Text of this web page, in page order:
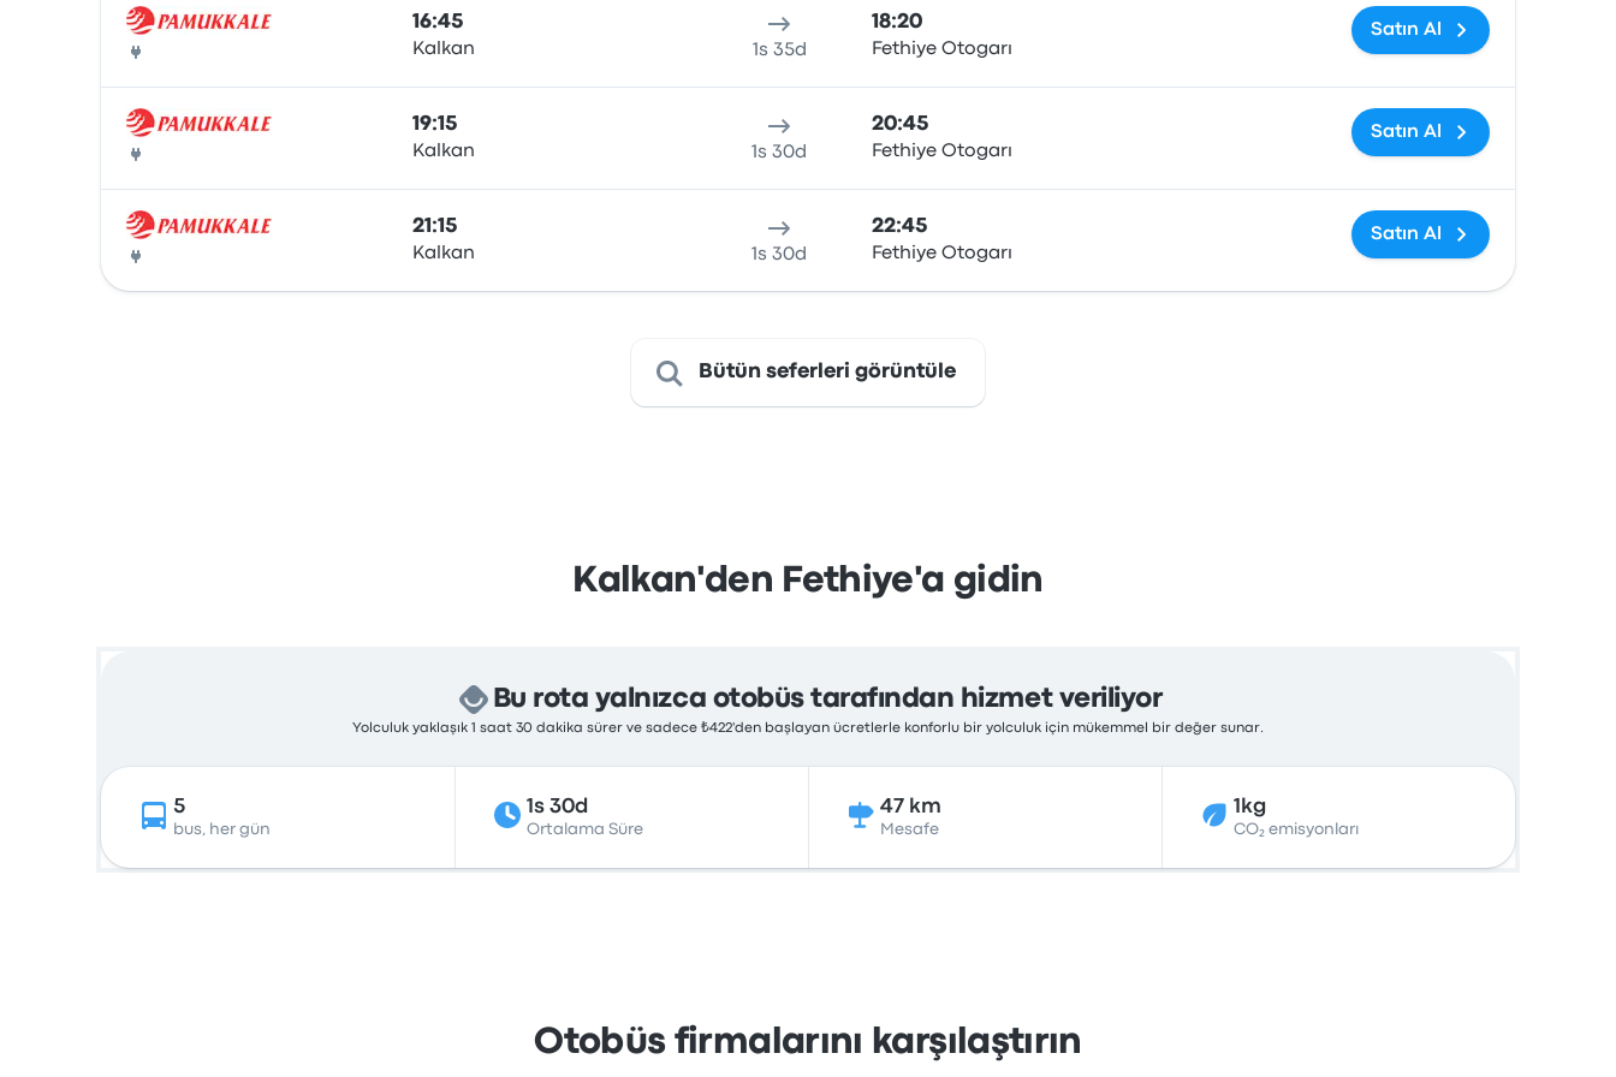
Otobüs
16:45
Kalkan 1s 35d
18:20
Fethiye Otogarı
Satın Al
Otobüs
19:15
Kalkan 1s 30d
20:45
Fethiye Otogarı
Satın Al
Otobüs
21:15
Kalkan 1s 30d
22:45
Fethiye Otogarı
Satın Al
Bütün seferleri görüntüle
Kalkan'den Fethiye'a gidin
Bu rota yalnızca otobüs tarafından hizmet veriliyor
Yolculuk yaklaşık 1 saat 30 dakika sürer ve sadece ₺422'den başlayan ücretlerle konforlu bir yolculuk için mükemmel bir değer sunar.
5
bus, her gün
1s 30d
Ortalama Süre
47 km
Mesafe
1kg
CO₂ emisyonları
Otobüs firmalarını karşılaştırın